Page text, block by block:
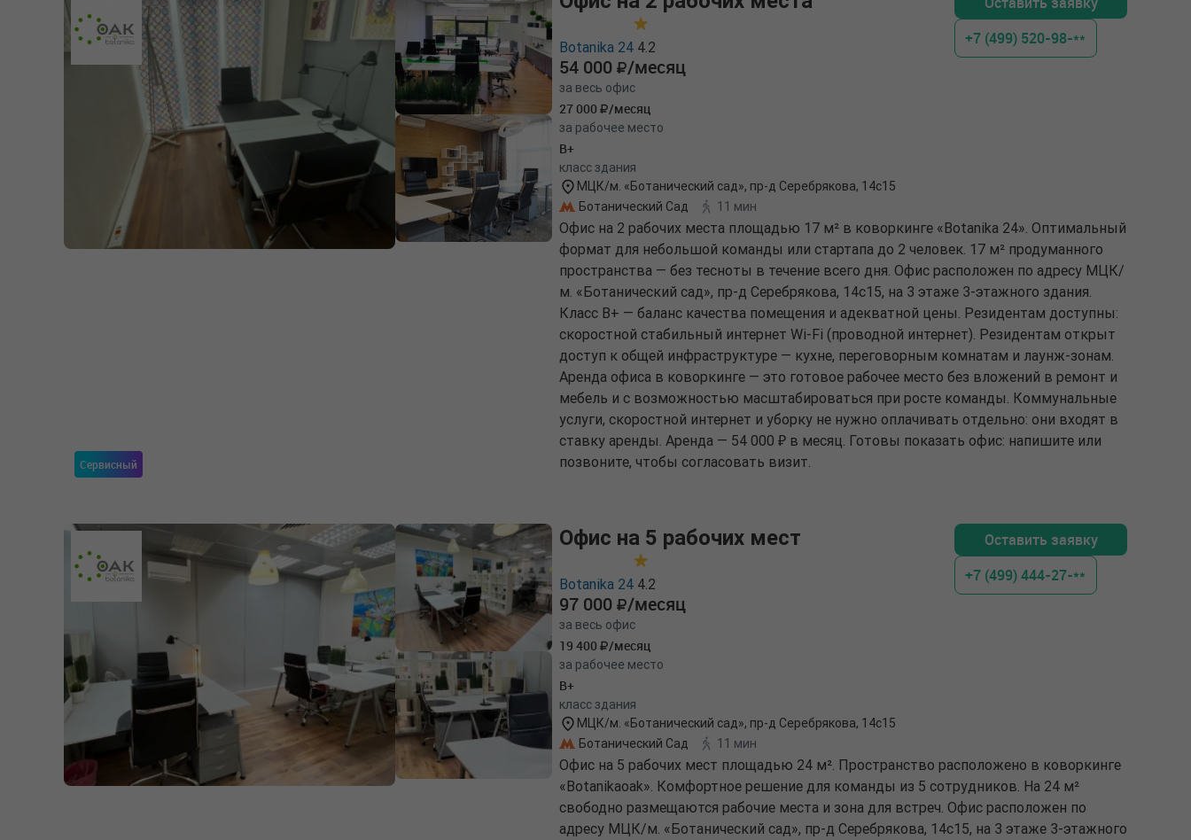
Сервисный
Botanika 24 4.2
54 000 /месяц
за весь офис
27 000 /месяц
за рабочее место
B+
класс здания
МЦК/м. «Ботанический сад», пр-д Серебрякова, 14с15
Ботанический Сад
11 мин
Офис на 2 рабочих места площадью 17 м² в коворкинге «Botanika 24». Оптимальный
формат для небольшой команды или стартапа до 2 человек. 17 м² продуманного
пространства — без тесноты в течение всего дня. Офис расположен по адресу МЦК/
м. «Ботанический сад», пр-д Серебрякова, 14с15, на 3 этаже 3-этажного здания.
Класс B+ — баланс качества помещения и адекватной цены. Резидентам доступны:
скоростной стабильный интернет Wi-Fi (проводной интернет). Резидентам открыт
доступ к общей инфраструктуре — кухне, переговорным комнатам и лаунж-зонам.
Аренда офиса в коворкинге — это готовое рабочее место без вложений в ремонт и
мебель и с возможностью масштабироваться при росте команды. Коммунальные
услуги, скоростной интернет и уборку не нужно оплачивать отдельно: они входят в
ставку аренды. Аренда — 54 000 ₽ в месяц. Готовы показать офис: напишите или
позвоните, чтобы согласовать визит.
+7 (499) 520-98-**
Офис на 5 рабочих мест
Botanika 24 4.2
97 000 /месяц
за весь офис
19 400 /месяц
за рабочее место
B+
класс здания
МЦК/м. «Ботанический сад», пр-д Серебрякова, 14с15
Ботанический Сад
11 мин
Офис на 5 рабочих мест площадью 24 м². Пространство расположено в коворкинге
«Botanikaoak». Комфортное решение для команды из 5 сотрудников. На 24 м²
свободно размещаются рабочие места и зона для встреч. Офис расположен по
адресу МЦК/м. «Ботанический сад», пр-д Серебрякова, 14с15, на 3 этаже 3-этажного
Оставить заявку
+7 (499) 444-27-**